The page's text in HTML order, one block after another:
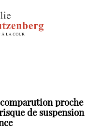
proche
de suspension